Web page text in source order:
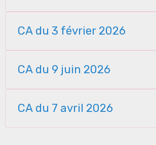
CA du 3 février 2026
CA du 9 juin 2026
CA du 7 avril 2026